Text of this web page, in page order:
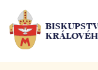
hlavnímu
obsahu